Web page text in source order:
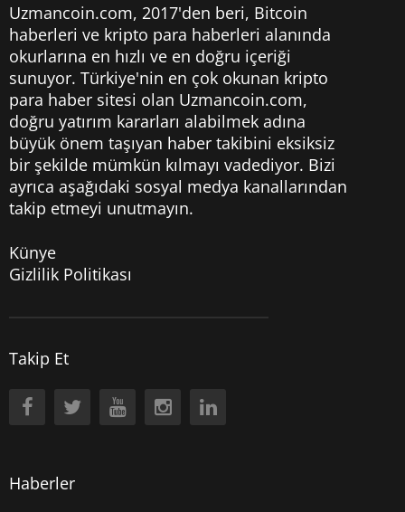
Uzmancoin.com, 2017'den beri, Bitcoin
haberleri ve kripto para haberleri alanında
okurlarına en hızlı ve en doğru içeriği
sunuyor. Türkiye'nin en çok okunan kripto
para haber sitesi olan Uzmancoin.com,
doğru yatırım kararları alabilmek adına
büyük önem taşıyan haber takibini eksiksiz
bir şekilde mümkün kılmayı vadediyor. Bizi
ayrıca aşağıdaki sosyal medya kanallarından
takip etmeyi unutmayın.
Künye
Gizlilik Politikası
Takip Et
Haberler